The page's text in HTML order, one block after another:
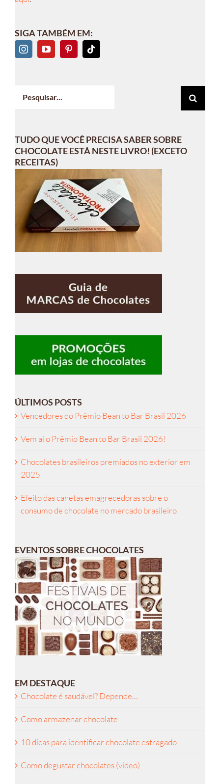
SIGA TAMBÉM EM:
resultados
TUDO QUE VOCÊ PRECISA SABER SOBRE
CHOCOLATE ESTÁ NESTE LIVRO! (EXCETO
RECEITAS)
ÚLTIMOS POSTS
Vencedores do Prêmio Bean to Bar Brasil 2026
Vem aí o Prêmio Bean to Bar Brasil 2026!
Chocolates brasileiros premiados no exterior em
2025
Efeito das canetas emagrecedoras sobre o
consumo de chocolate no mercado brasileiro
EVENTOS SOBRE CHOCOLATES
EM DESTAQUE
Chocolate é saudável? Depende…
Como armazenar chocolate
10 dicas para identificar chocolate estragado
Como degustar chocolates (vídeo)